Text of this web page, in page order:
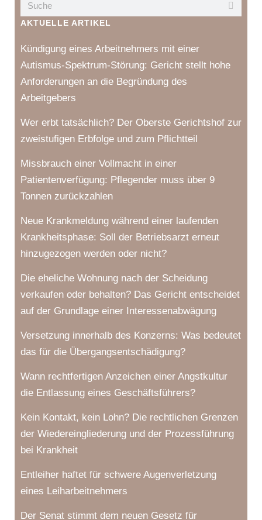
AKTUELLE ARTIKEL
Kündigung eines Arbeitnehmers mit einer
Autismus-Spektrum-Störung: Gericht stellt hohe
Anforderungen an die Begründung des
Arbeitgebers
Wer erbt tatsächlich? Der Oberste Gerichtshof zur
zweistufigen Erbfolge und zum Pflichtteil
Missbrauch einer Vollmacht in einer
Patientenverfügung: Pflegender muss über 9
Tonnen zurückzahlen
Neue Krankmeldung während einer laufenden
Krankheitsphase: Soll der Betriebsarzt erneut
hinzugezogen werden oder nicht?
Die eheliche Wohnung nach der Scheidung
verkaufen oder behalten? Das Gericht entscheidet
auf der Grundlage einer Interessenabwägung
Versetzung innerhalb des Konzerns: Was bedeutet
das für die Übergangsentschädigung?
Wann rechtfertigen Anzeichen einer Angstkultur
die Entlassung eines Geschäftsführers?
Kein Kontakt, kein Lohn? Die rechtlichen Grenzen
der Wiedereingliederung und der Prozessführung
bei Krankheit
Entleiher haftet für schwere Augenverletzung
eines Leiharbeitnehmers
Der Senat stimmt dem neuen Gesetz für